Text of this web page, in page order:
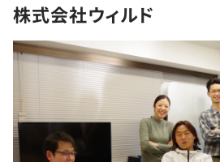
転職成功ガイド
転職エージェント
インタビュー
転職成功ガイド
求人検索
本選考
新卒エージェント
学習
講座一覧
4択課題
スキルチェック
プログラミング言語
ゲーム・マンガ
メディア
株式会社ウィルド